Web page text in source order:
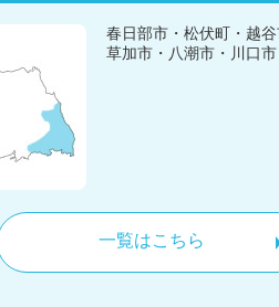
春日部市・松伏町・越
草加市・八潮市・川口
一覧はこちら